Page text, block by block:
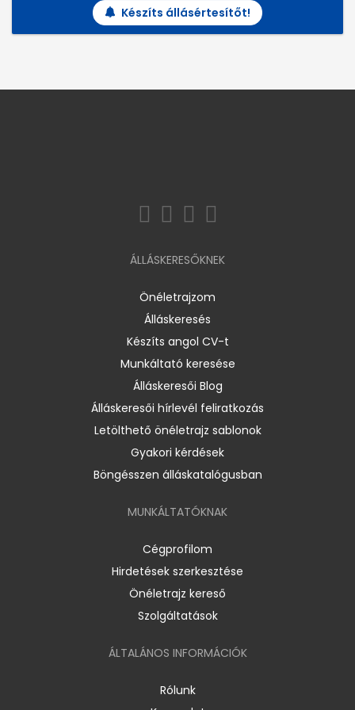
Készíts állásértesítőt!
ÁLLÁSKERESŐKNEK
Önéletrajzom
Álláskeresés
Készíts angol CV-t
Munkáltató keresése
Álláskeresői Blog
Álláskeresői hírlevél feliratkozás
Letölthető önéletrajz sablonok
Gyakori kérdések
Böngésszen álláskatalógusban
MUNKÁLTATÓKNAK
Cégprofilom
Hirdetések szerkesztése
Önéletrajz kereső
Szolgáltatások
ÁLTALÁNOS INFORMÁCIÓK
Rólunk